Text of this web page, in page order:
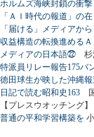
ホルムズ海峡封鎖の衝撃
「ＡＩ時代の報道」の
「届ける」メディアか
収益構造の転換進める
メディアの日本語㉒ 杉
特派員リレー報告175バ
徳田球生が映した沖縄
日記で読む昭和史163
【プレスウオッチング】
普通の平和学習構築を